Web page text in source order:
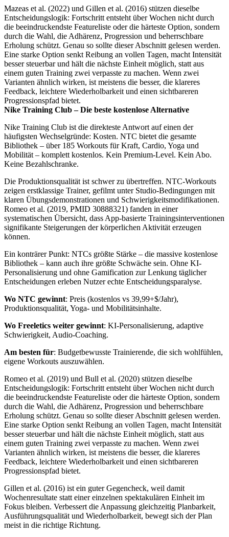
Mazeas et al. (2022) und Gillen et al. (2016) stützen dieselbe
Entscheidungslogik: Fortschritt entsteht über Wochen nicht durch
die beeindruckendste Featureliste oder die härteste Option, sondern
durch die Wahl, die Adhärenz, Progression und beherrschbare
Erholung schützt. Genau so sollte dieser Abschnitt gelesen werden.
Eine starke Option senkt Reibung an vollen Tagen, macht Intensität
besser steuerbar und hält die nächste Einheit möglich, statt aus
einem guten Training zwei verpasste zu machen. Wenn zwei
Varianten ähnlich wirken, ist meistens die besser, die klareres
Feedback, leichtere Wiederholbarkeit und einen sichtbareren
Progressionspfad bietet.
Nike Training Club – Die beste kostenlose Alternative
Nike Training Club ist die direkteste Antwort auf einen der
häufigsten Wechselgründe: Kosten. NTC bietet die gesamte
Bibliothek – über 185 Workouts für Kraft, Cardio, Yoga und
Mobilität – komplett kostenlos. Kein Premium-Level. Kein Abo.
Keine Bezahlschranke.
Die Produktionsqualität ist schwer zu übertreffen. NTC-Workouts
zeigen erstklassige Trainer, gefilmt unter Studio-Bedingungen mit
klaren Übungsdemonstrationen und Schwierigkeitsmodifikationen.
Romeo et al. (2019, PMID 30888321) fanden in einer
systematischen Übersicht, dass App-basierte Trainingsinterventionen
signifikante Steigerungen der körperlichen Aktivität erzeugen
können.
Ein konträrer Punkt: NTCs größte Stärke – die massive kostenlose
Bibliothek – kann auch ihre größte Schwäche sein. Ohne KI-
Personalisierung und ohne Gamification zur Lenkung täglicher
Entscheidungen erleben Nutzer echte Entscheidungsparalyse.
Wo NTC gewinnt: Preis (kostenlos vs 39,99+$/Jahr),
Produktionsqualität, Yoga- und Mobilitätsinhalte.
Wo Freeletics weiter gewinnt: KI-Personalisierung, adaptive
Schwierigkeit, Audio-Coaching.
Am besten für: Budgetbewusste Trainierende, die sich wohlfühlen,
eigene Workouts auszuwählen.
Romeo et al. (2019) und Bull et al. (2020) stützen dieselbe
Entscheidungslogik: Fortschritt entsteht über Wochen nicht durch
die beeindruckendste Featureliste oder die härteste Option, sondern
durch die Wahl, die Adhärenz, Progression und beherrschbare
Erholung schützt. Genau so sollte dieser Abschnitt gelesen werden.
Eine starke Option senkt Reibung an vollen Tagen, macht Intensität
besser steuerbar und hält die nächste Einheit möglich, statt aus
einem guten Training zwei verpasste zu machen. Wenn zwei
Varianten ähnlich wirken, ist meistens die besser, die klareres
Feedback, leichtere Wiederholbarkeit und einen sichtbareren
Progressionspfad bietet.
Gillen et al. (2016) ist ein guter Gegencheck, weil damit
Wochenresultate statt einer einzelnen spektakulären Einheit im
Fokus bleiben. Verbessert die Anpassung gleichzeitig Planbarkeit,
Ausführungsqualität und Wiederholbarkeit, bewegt sich der Plan
meist in die richtige Richtung.